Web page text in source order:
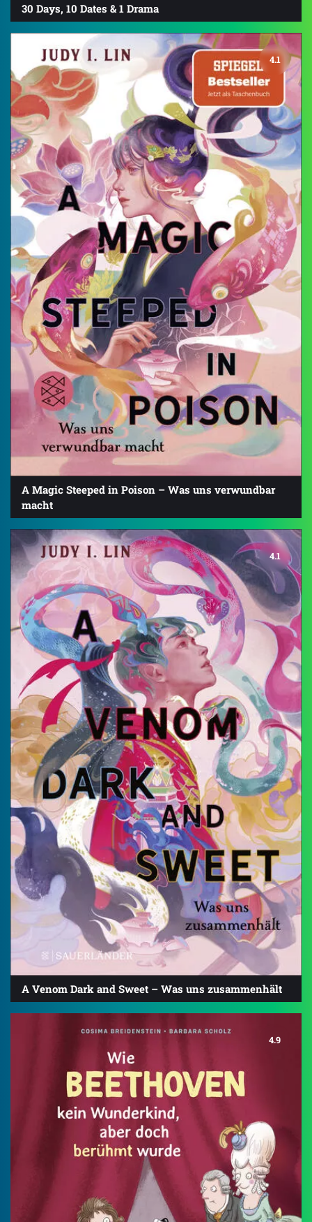
30 Days, 10 Dates & 1 Drama
4.1
A Magic Steeped in Poison – Was uns verwundbar
macht
4.1
A Venom Dark and Sweet – Was uns zusammenhält
4.9